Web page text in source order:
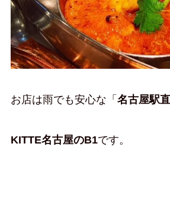
お店は雨でも安心な「 名古屋駅
KITTE名古屋のB1です。